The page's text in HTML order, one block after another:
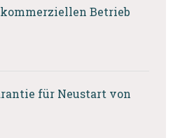
Betrieb
für Neustart von